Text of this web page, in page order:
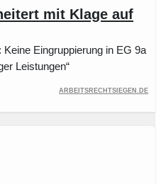
mit Klage auf
Eingruppierung in EG 9a
Leistungen“
arbeitsrechtsiegen.de